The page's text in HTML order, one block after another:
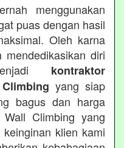
menggunakan
puas dengan hasil
Oleh karna
diri
kontraktor
yang siap
bagus dan harga
Climbing yang
klien kami